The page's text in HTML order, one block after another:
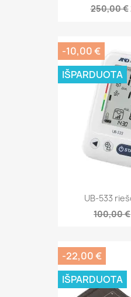
250,00 €
UB-533
100,00 €
-10,00 €
IŠPARDUOTA
-22,00 €
IŠPARDUOTA